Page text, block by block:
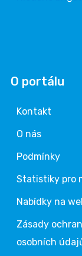
O portálu
Kontakt
O nás
Podmínky
Statistiky pro
Nabídky na
Zásady
osobních